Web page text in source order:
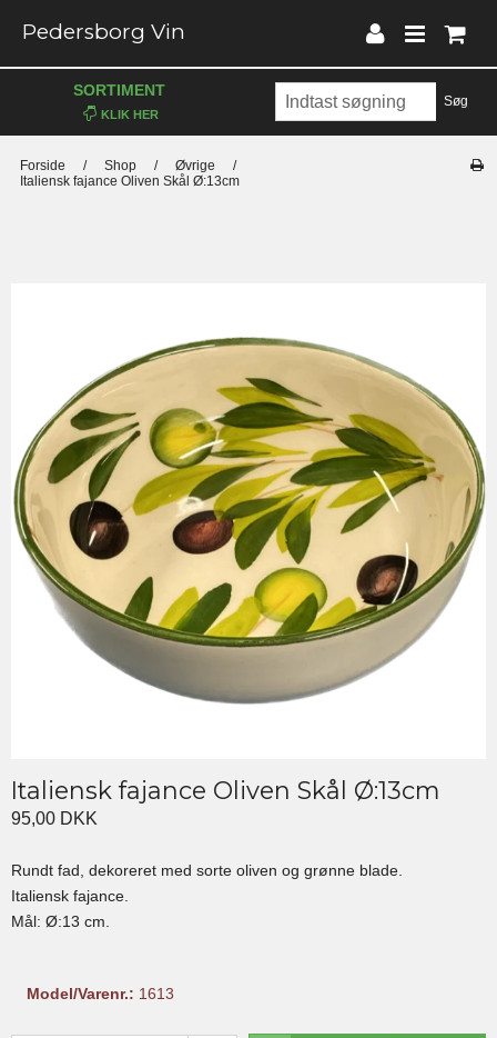
Pedersborg Vin
Søg
SORTIMENT
Forside / Shop / Øvrige
/
Italiensk fajance Oliven Skål Ø:13cm
Italiensk fajance Oliven Skål Ø:13cm
95,00 DKK
Rundt fad, dekoreret med sorte oliven og grønne blade.
Italiensk fajance.
Mål: Ø:13 cm.
Model/Varenr.: 1613